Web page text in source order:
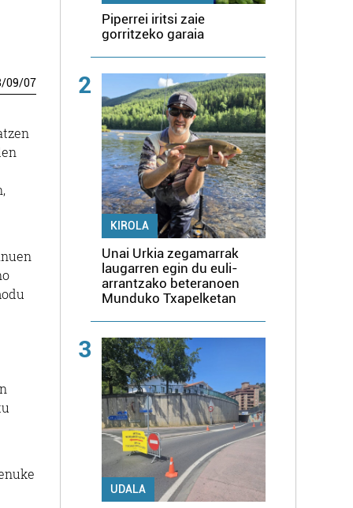
/09/07
Piperrei iritsi zaie
gorritzeko garaia
2
KIROLA
Unai Urkia zegamarrak
laugarren egin du euli-
arrantzako beteranoen
Munduko Txapelketan
3
UDALA